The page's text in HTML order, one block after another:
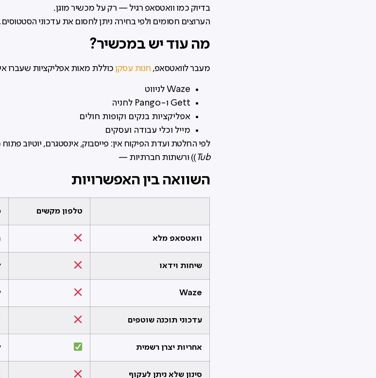
בדיוק כמו וואטסאפ רגיל — רק על מכשיר מוגן.
הערוצים חסומים ולפי בחירה ניתן לחסום את עדכוני הסטטוסים.
מה עוד יש במכשיר?
מעבר לוואטסאפ, חנות עסקןכוללת מאות אפליקציות שעברו
Waze לניווט
Gett ו-Pango לחניה
אפליקציות בנקים וקופות חולים
מייל וכלי עבודה ועסקים
לפי החלטת ועדת הפיקוח אין: פייסבוק, אינסטגרם, יוטיוב
Tub )) ורשתות חברתיות —
השוואה בין האפשרויות
טלפון מקשים
וואטסאפ מלא
שיחות וידאו
Waze
עדכוני תוכנה שוטפים
אחריות יצרן רשמית
סינון שלא ניתן לעקוף